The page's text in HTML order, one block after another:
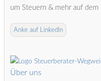
um Steuern & mehr auf dem
Anke auf LinkedIn
Über uns